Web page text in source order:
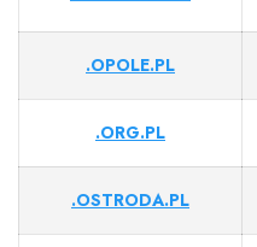
.OPOLE.PL
.ORG.PL
.OSTRODA.PL